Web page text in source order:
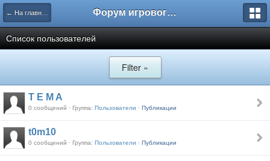
← На главную Форум игрового проекта Riverrise
Список пользователей
Filter »
T E M A
0 сообщений · Группа: Пользователи · Публикации
t0m10
0 сообщений · Группа: Пользователи · Публикации